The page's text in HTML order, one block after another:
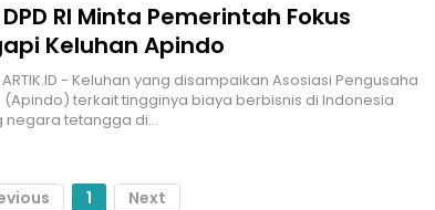
RI Minta Pemerintah Fokus
Keluhan Apindo
ARTIK.ID - Keluhan yang disampaikan Asosiasi Pengusaha
terkait tingginya biaya berbisnis di Indonesia
negara tetangga di…
1 Next